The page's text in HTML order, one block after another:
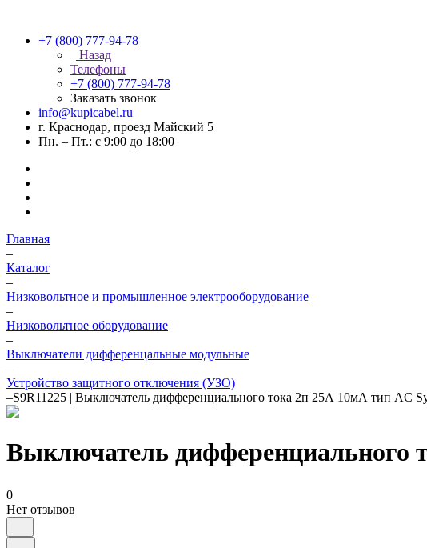
+7 (800) 777-94-78
Назад
Телефоны
+7 (800) 777-94-78
Заказать звонок
info@kupicabel.ru
г. Краснодар, проезд Майский 5
Пн. – Пт.: с 9:00 до 18:00
Главная
–
Каталог
–
Низковольтное и промышленное электрооборудование
–
Низковольтное оборудование
–
Выключатели дифференцальные модульные
–
Устройство защитного отключения (УЗО)
–S9R11225 | Выключатель дифференциального тока 2п 25А 10мА тип AC
Выключатель дифференциального
0
Нет отзывов